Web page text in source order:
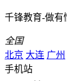
千锋教育-做有
全国
北京 大连 广州
手机站